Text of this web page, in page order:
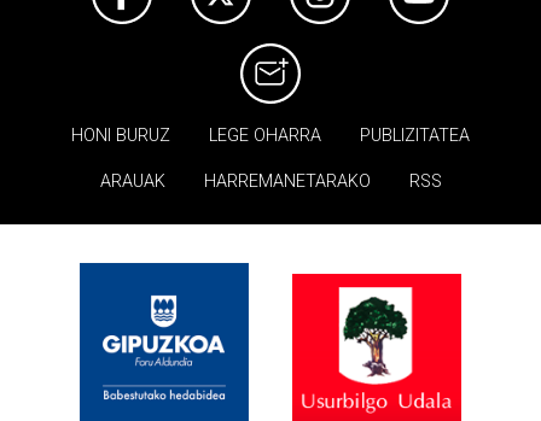
HONI BURUZ LEGE OHARRA PUBLIZITATEA
ARAUAK HARREMANETARAKO RSS